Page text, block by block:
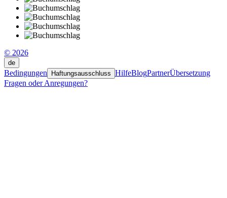
© 2026
de
Bedingungen Haftungsausschluss HilfeBlogPartnerÜbersetzung
Fragen oder Anregungen?